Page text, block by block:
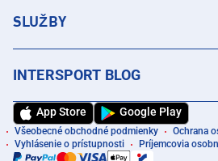
SLUŽBY
INTERSPORT BLOG
App Store Google Play
Všeobecné obchodné podmienky Ochrana
Vyhlásenie o prístupnosti
Príjemcovia